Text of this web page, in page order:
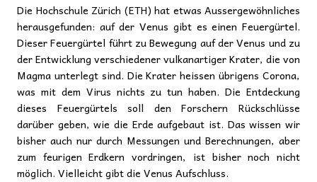
Die Hochschule Zürich (ETH) hat etwas Aussergewöhnliches
herausgefunden: auf der Venus gibt es einen Feuergürtel.
Dieser Feuergürtel führt zu Bewegung auf der Venus und zu
der Entwicklung verschiedener vulkanartiger Krater, die von
Magma unterlegt sind. Die Krater heissen übrigens Corona,
was mit dem Virus nichts zu tun haben. Die Entdeckung
dieses Feuergürtels soll den Forschern Rückschlüsse
darüber geben, wie die Erde aufgebaut ist. Das wissen wir
bisher auch nur durch Messungen und Berechnungen, aber
zum feurigen Erdkern vordringen, ist bisher noch nicht
möglich. Vielleicht gibt die Venus Aufschluss.